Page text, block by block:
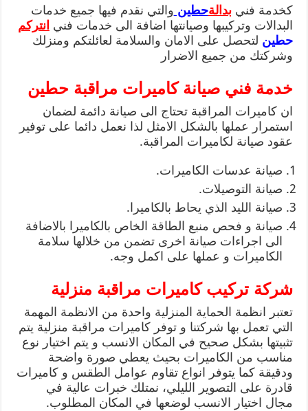
كخدمة فنيبدالةحطين والتي نقدم فيها جميع خدمات
البدالات وتركيبها وصيانتها اضافة الى خدمات فني انتركم
حطين لتحصل على الامان والسلامة لعائلتكم ومنزلك
وشركتك من جميع الاضرار
خدمة فني صيانة كاميرات مراقبة حطين
ان كاميرات المراقبة تحتاج الى صيانة دائمة لضمان
استمرار عملها بالشكل الامثل لذا نعمل دائما على توفير
عقود صيانة لكاميرات المراقبة.
صيانة عدسات الكاميرات.
صيانة التوصيلات.
صيانة الليد الذي يحاط بالكاميرا.
صيانة و فحص منبع الطاقة الخاص بالكاميرا بالاضافة
الى اجراءات صيانة اخرى تضمن من خلالها سلامة
الكاميرات و عملها على اكمل وجه.
شركة تركيب كاميرات مراقبة منزلية
تعتبر انظمة الحماية المنزلية واحدة من الانظمة المهمة
التي تعمل بها شركتنا و توفر كاميرات مراقبة منزلية يتم
تثبيتها بشكل صحيح في المكان الانسب و يتم اختيار نوع
مناسب من الكاميرات بحيث يعطي صورة واضحة
ودقيقة كما يتوفر انواع تقاوم عوامل الطقس و كاميرات
قادرة على التصوير الليلي، نمتلك خبرات عالية في
مجال اختيار الانسب لوضعها في المكان المطلوب.